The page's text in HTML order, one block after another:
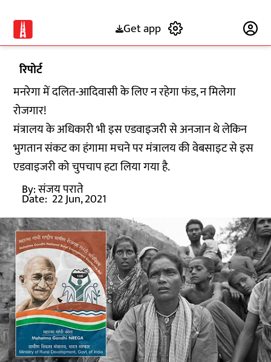
Get app
रिपोर्ट
मनरेगा में दलित-आदिवासी के लिए न रहेगा फंड, न मिलेगा
रोजगार!
मंत्रालय के अधिकारी भी इस एडवाइजरी से अनजान थे लेकिन
भुगतान संकट का हंगामा मचने पर मंत्रालय की वेबसाइट से इस
एडवाइजरी को चुपचाप हटा लिया गया है.
By:संजय पराते
Date: 22 Jun, 2021